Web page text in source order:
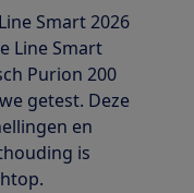
Smart 2026
Line Smart
Purion 200
getest. Deze
en
is